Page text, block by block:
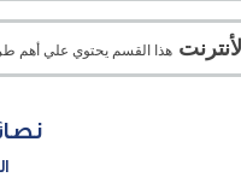
هذا القسم يحتوي علي أهم طرق